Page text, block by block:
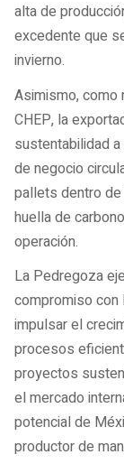
alta de
excedente que
invierno.
Asimismo, como
CHEP, la
sustentabilidad
de negocio
pallets dentro
huella de
operación.
La Pedregoza
compromiso con
impulsar el
procesos
proyectos
el mercado
potencial de
productor de